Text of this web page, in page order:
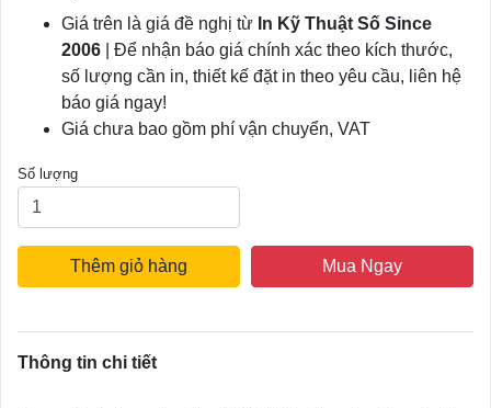
Giá trên là giá đề nghị từ In Kỹ Thuật Số Since
2006 | Để nhận báo giá chính xác theo kích thước,
số lượng cần in, thiết kế đặt in theo yêu cầu, liên hệ
báo giá ngay!
Giá chưa bao gồm phí vận chuyển, VAT
Số lượng
Thêm giỏ hàng Mua Ngay
Thông tin chi tiết